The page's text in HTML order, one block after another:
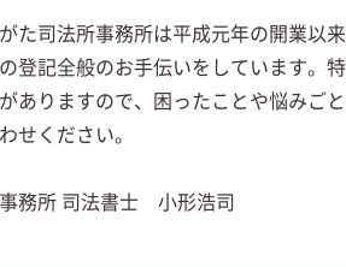
た司法所事務所は平成元年の開業以
登記全般のお手伝いをしています。
ありますので、困ったことや悩みご
せください。
務所 司法書士 小形浩司